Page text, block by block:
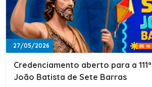
27/05/2026
Credenciamento aberto para a
João Batista de Sete Barras